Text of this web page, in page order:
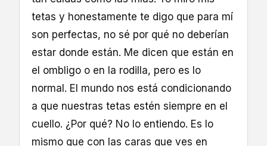
tetas y honestamente te digo que para mí
son perfectas, no sé por qué no deberían
estar donde están. Me dicen que están en
el ombligo o en la rodilla, pero es lo
normal. El mundo nos está condicionando
a que nuestras tetas estén siempre en el
cuello. ¿Por qué? No lo entiendo. Es lo
mismo que con las caras que ves en